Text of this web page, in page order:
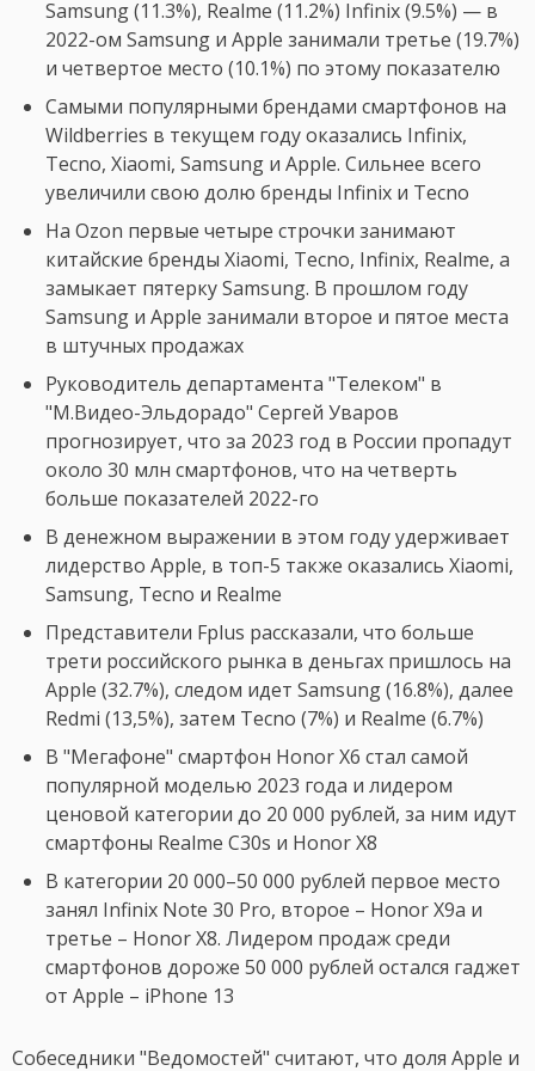
Samsung (11.3%), Realme (11.2%) Infinix (9.5%) — в
2022-ом Samsung и Apple занимали третье (19.7%)
и четвертое место (10.1%) по этому показателю
Самыми популярными брендами смартфонов на
Wildberries в текущем году оказались Infinix,
Tecno, Xiaomi, Samsung и Apple. Сильнее всего
увеличили свою долю бренды Infinix и Tecno
На Ozon первые четыре строчки занимают
китайские бренды Xiaomi, Tecno, Infinix, Realme, а
замыкает пятерку Samsung. В прошлом году
Samsung и Apple занимали второе и пятое места
в штучных продажах
Руководитель департамента "Телеком" в
"М.Видео-Эльдорадо" Сергей Уваров
прогнозирует, что за 2023 год в России пропадут
около 30 млн смартфонов, что на четверть
больше показателей 2022-го
В денежном выражении в этом году удерживает
лидерство Apple, в топ-5 также оказались Xiaomi,
Samsung, Tecno и Realme
Представители Fplus рассказали, что больше
трети российского рынка в деньгах пришлось на
Apple (32.7%), следом идет Samsung (16.8%), далее
Redmi (13,5%), затем Tecno (7%) и Realme (6.7%)
В "Мегафоне" смартфон Honor X6 стал самой
популярной моделью 2023 года и лидером
ценовой категории до 20 000 рублей, за ним идут
смартфоны Realme C30s и Honor X8
В категории 20 000–50 000 рублей первое место
занял Infinix Note 30 Pro, второе – Honor X9a и
третье – Honor X8. Лидером продаж среди
смартфонов дороже 50 000 рублей остался гаджет
от Apple – iPhone 13
Собеседники "Ведомостей" считают, что доля Apple и